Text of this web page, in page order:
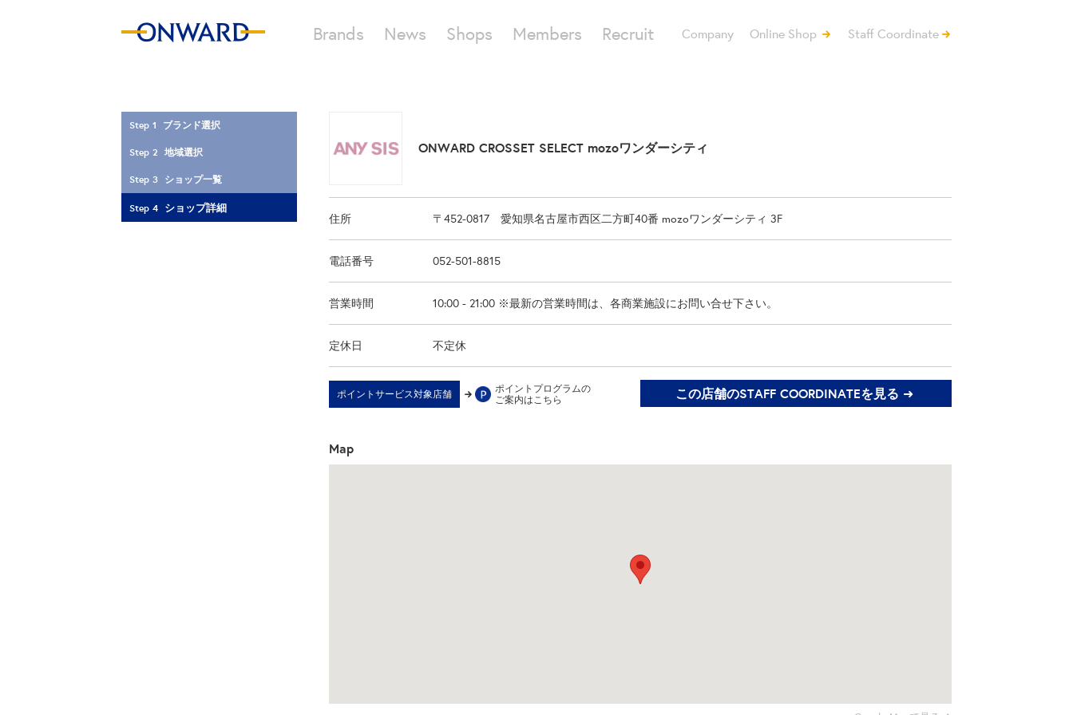
Company Online Shop Staff Coordinate
Brands News Shops Members Recruit
Step 1 ブランド選択
Step 2 地域選択
Step 3 ショップ一覧
Step 4 ショップ詳細
ONWARD CROSSET SELECT mozoワンダーシティ
住所 〒452-0817 愛知県名古屋市西区二方町40番 mozoワンダーシティ 3F
電話番号 052-501-8815
営業時間 10:00 - 21:00 ※最新の営業時間は、各商業施設にお問い合せ下さい。
定休日 不定休
ポイントサービス対象店舗
ポイントプログラムの
ご案内はこちら
この店舗のSTAFF COORDINATEを見る
Map